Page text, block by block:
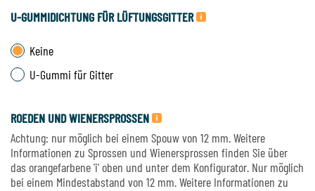
U-GUMMIDICHTUNG FÜR LÜFTUNGSGITTER
Keine
U-Gummi für Gitter
ROEDEN UND WIENERSPROSSEN
Achtung: nur möglich bei einem Spouw von 12 mm. Weitere
Informationen zu Sprossen und Wienersprossen finden Sie über
das orangefarbene 'i' oben und unter dem Konfigurator. Nur möglich
bei einem Mindestabstand von 12 mm. Weitere Informationen zu